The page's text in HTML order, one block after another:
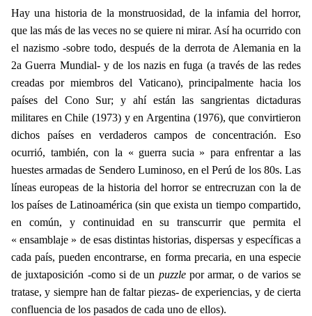
Hay una historia de la monstruosidad, de la infamia del horror,
que las más de las veces no se quiere ni mirar. Así ha ocurrido con
el nazismo -sobre todo, después de la derrota de Alemania en la
2a Guerra Mundial- y de los nazis en fuga (a través de las redes
creadas por miembros del Vaticano), principalmente hacia los
países del Cono Sur; y ahí están las sangrientas dictaduras
militares en Chile (1973) y en Argentina (1976), que convirtieron
dichos países en verdaderos campos de concentración. Eso
ocurrió, también, con la « guerra sucia » para enfrentar a las
huestes armadas de Sendero Luminoso, en el Perú de los 80s. Las
líneas europeas de la historia del horror se entrecruzan con la de
los países de Latinoamérica (sin que exista un tiempo compartido,
en común, y continuidad en su transcurrir que permita el
« ensamblaje » de esas distintas historias, dispersas y específicas a
cada país, pueden encontrarse, en forma precaria, en una especie
de juxtaposición -como si de un puzzle por armar, o de varios se
tratase, y siempre han de faltar piezas- de experiencias, y de cierta
confluencia de los pasados de cada uno de ellos).